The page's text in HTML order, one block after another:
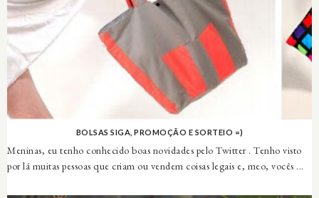
BOLSAS SIGA, PROMOÇÃO E SORTEIO =)
Meninas, eu tenho conhecido boas novidades pelo Twitter . Tenho visto
por lá muitas pessoas que criam ou vendem coisas legais e, meo, vocês ...